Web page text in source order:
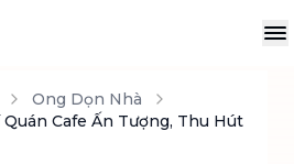
Ong Dọn Nhà
Cafe Ấn Tượng, Thu Hút